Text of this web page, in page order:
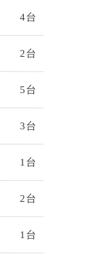
4台
2台
5台
3台
1台
2台
1台